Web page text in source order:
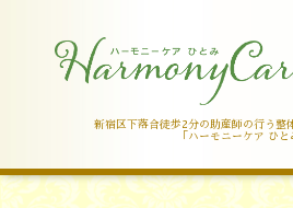
新宿区下落合徒歩2分の助産師の行う整
「ハーモニーケア ひと